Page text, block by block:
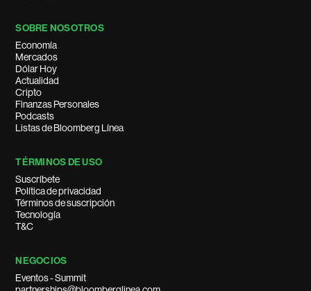
SOBRE NOSOTROS
Economía
Mercados
Dólar Hoy
Actualidad
Cripto
Finanzas Personales
Podcasts
Listas de Bloomberg Línea
TÉRMINOS DE USO
Suscríbete
Política de privacidad
Términos de suscripción
Tecnología
T&C
NEGOCIOS
Eventos - Summit